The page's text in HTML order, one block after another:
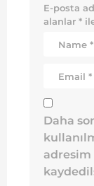
E-posta
alanlar *
Daha
adresim